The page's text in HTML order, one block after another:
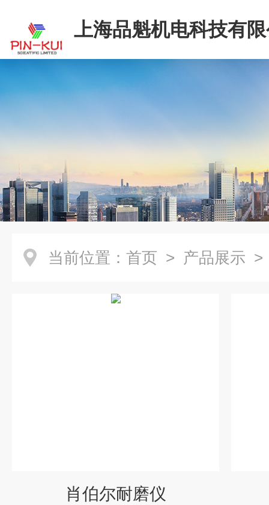
上海品魁机电科技有
当前位置： 首页 > 产品展示
肖伯尔耐磨仪